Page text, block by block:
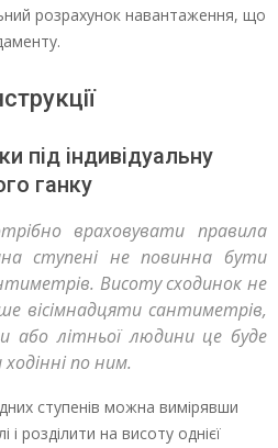
розрахунок навантаження, що
під індивідуальну
ганку
враховувати правила
ступені не повинна бути
Висоту сходинок не
вісімнадцяти сантиметрів,
літньої людини це буде
по ним.
ступенів можна вимірявши
і розділити на висоту однієї